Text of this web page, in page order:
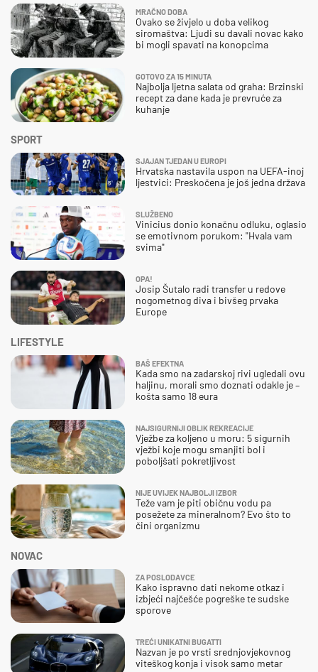
SPORT
SJAJAN TJEDAN U EUROPI
Hrvatska nastavila uspon na UEFA-inoj
ljestvici: Preskočena je još jedna država
SLUŽBENO
Vinicius donio konačnu odluku, oglasio
se emotivnom porukom: "Hvala vam
svima"
OPA!
Josip Šutalo radi transfer u redove
nogometnog diva i bivšeg prvaka
Europe
MRAČNO DOBA
Ovako se živjelo u doba velikog
siromaštva: Ljudi su davali novac kako
bi mogli spavati na konopcima
GOTOVO ZA 15 MINUTA
Najbolja ljetna salata od graha: Brzinski
recept za dane kada je prevruće za
kuhanje
NOVAC
ZA POSLODAVCE
Kako ispravno dati nekome otkaz i
izbjeći najčešće pogreške te sudske
sporove
TREĆI UNIKATNI BUGATTI
Nazvan je po vrsti srednjovjekovnog
viteškog konja i visok samo metar
LIFESTYLE
BAŠ EFEKTNA
Kada smo na zadarskoj rivi ugledali ovu
haljinu, morali smo doznati odakle je –
košta samo 18 eura
NAJSIGURNIJI OBLIK REKREACIJE
Vježbe za koljeno u moru: 5 sigurnih
vježbi koje mogu smanjiti bol i
poboljšati pokretljivost
NIJE UVIJEK NAJBOLJI IZBOR
Teže vam je piti običnu vodu pa
posežete za mineralnom? Evo što to
čini organizmu